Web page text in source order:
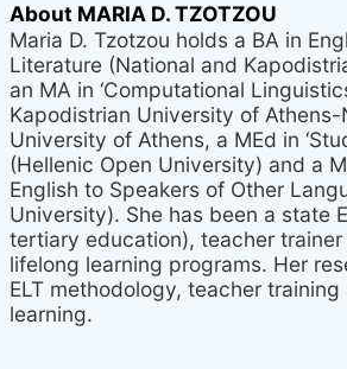
About MARIA D. TZOTZOU
Maria D. Tzotzou holds a BA in
Literature (National and
an MA in ‘Computational
Kapodistrian University of
University of Athens, a MEd in
(Hellenic Open University) and a
English to Speakers of Other
University). She has been a state
tertiary education), teacher
lifelong learning programs. Her
ELT methodology, teacher
learning.